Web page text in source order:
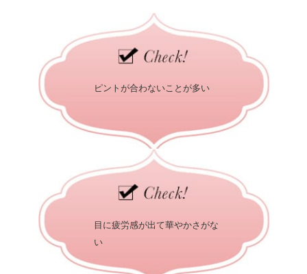
ピントが合わないことが多い
目に疲労感が出て華やかさがな
い